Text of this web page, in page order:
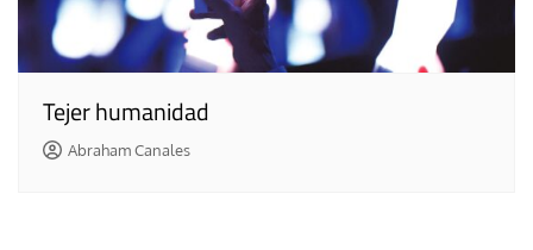
Tejer humanidad
Abraham Canales